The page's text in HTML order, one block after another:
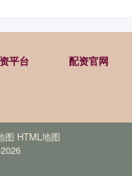
平台 配资官网
图 HTML地图